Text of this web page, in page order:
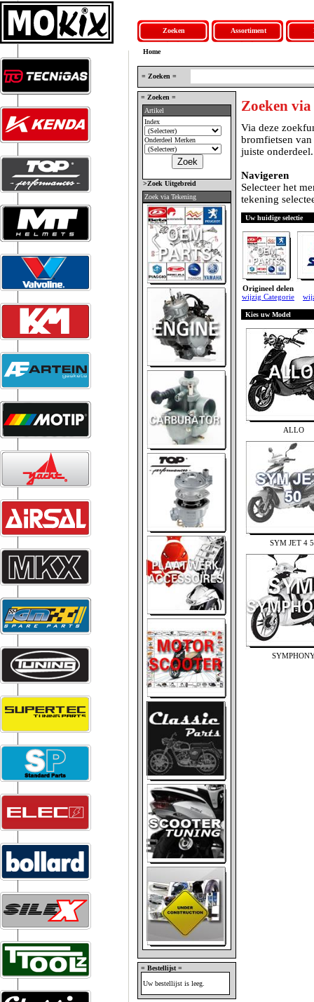
Zoeken Assortiment
Home
= Zoeken =
= Zoeken =
Artikel
Index
Onderdeel Merken
>Zoek Uitgebreid
Zoek via Tekening
= Bestellijst =
Uw bestellijst is leeg.
Zoeken via
Via deze
bromfietsen
juiste onderdeel.
Navigeren
Selecteer het
tekening
Uw huidige selectie
Origineel delen
wijzig Categorie
Kies uw Model
ALLO
SYM JET 4